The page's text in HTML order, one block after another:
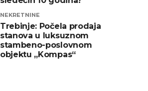
NEKRETNINE
Trebinje: Počela prodaja
stanova u luksuznom
stambeno-poslovnom
objektu „Kompas“